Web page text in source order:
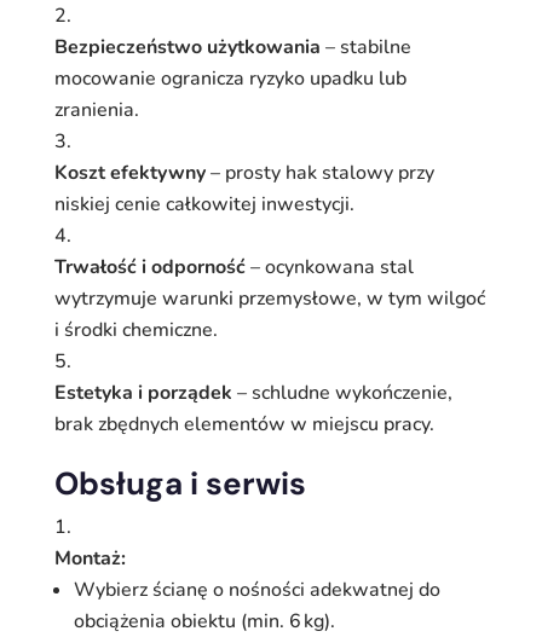
Bezpieczeństwo użytkowania – stabilne
mocowanie ogranicza ryzyko upadku lub
zranienia.
Koszt efektywny– prosty hak stalowy przy
niskiej cenie całkowitej inwestycji.
Trwałość i odporność– ocynkowana stal
wytrzymuje warunki przemysłowe, w tym wilgoć
i środki chemiczne.
Estetyka i porządek – schludne wykończenie,
brak zbędnych elementów w miejscu pracy.
Obsługa i serwis
Montaż:
Wybierz ścianę o nośności adekwatnej do
obciążenia obiektu (min. 6 kg).